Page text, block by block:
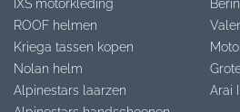
IXS motorkleding
ROOF helmen
Kriega tassen kopen
Nolan helm
Alpinestars laarzen
Arai